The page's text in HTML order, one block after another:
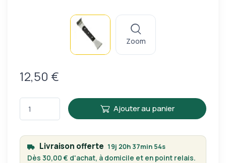
Zoom
12,50 €
Ajouter au panier
Livraison offerte 19j 20h 37min 54s
Dès 30,00 € d'achat, à domicile et en point relais.